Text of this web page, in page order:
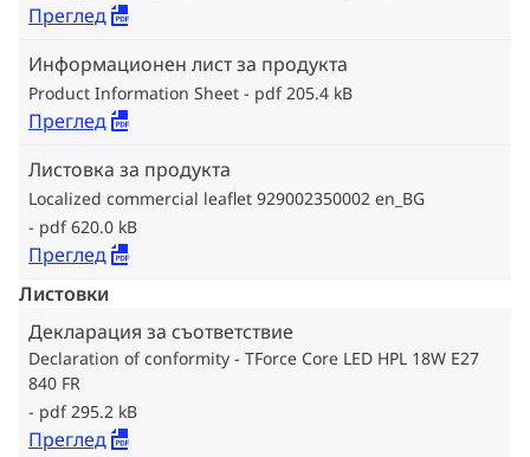
Преглед
Информационен лист за продукта
Product Information Sheet pdf 205.4 kB
Преглед
Листовка за продукта
Localized commercial leaflet 929002350002 en_BG
pdf 620.0 kB
Преглед
Листовки
Декларация за съответствие
Declaration of conformity - TForce Core LED HPL 18W E27
840 FR
pdf 295.2 kB
Преглед